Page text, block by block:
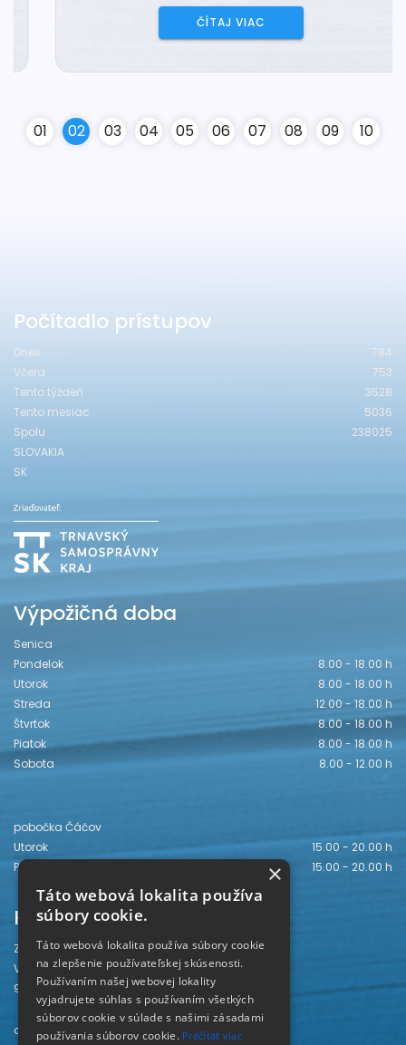
ČÍTAJ VIAC
01 02 03 04 05 06 07 08 09 10
Počítadlo prístupov
Dnes
784
Včera
753
Tento týždeň
3528
Tento mesiac
5036
Spolu
238025
SLOVAKIA
SK
Výpožičná doba
Senica
Pondelok
8.00 - 18.00 h
Utorok
8.00 - 18.00 h
Streda
12.00 - 18.00 h
Štvrtok
8.00 - 18.00 h
Piatok
8.00 - 18.00 h
Sobota
8.00 - 12.00 h
pobočka Čáčov
Utorok
15.00 - 20.00 h
Piatok
15.00 - 20.00 h
Kontakt
Záhorská knižnica
Vajanského 28
905 01 Senica
odd. beletrie 034/654 3780
×
Táto webová lokalita používa
súbory cookie.
Táto webová lokalita používa súbory cookie
na zlepšenie používateľskej skúsenosti.
Používaním našej webovej lokality
vyjadrujete súhlas s používaním všetkých
súborov cookie v súlade s našimi zásadami
používania súborov cookie. Prečítať viac